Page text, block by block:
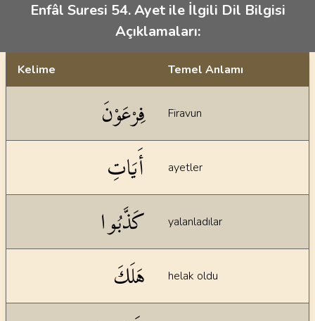
Enfâl Suresi 54. Ayet ile İlgili Dil Bilgisi
Açıklamaları:
Kelime Temel Anlamı
فِرْعَوْنَ Firavun
أَيَاتِ ayetler
كَذَّبُوا yalanladılar
هَلَكَ helak oldu